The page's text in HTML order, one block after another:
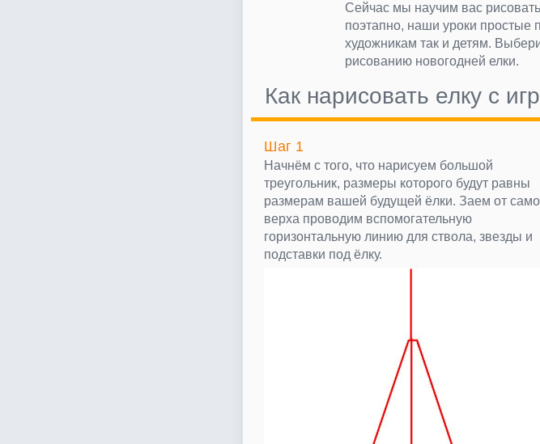
Сейчас мы научим вас
поэтапно, наши уроки простые
художникам так и детям.
рисованию новогодней елки.
Как нарисовать елку с
Шаг 1
Начнём с того, что нарисуем большой
треугольник, размеры которого будут равны
размерам вашей будущей ёлки. Заем от
верха проводим вспомогательную
горизонтальную линию для ствола, звезды и
подставки под ёлку.